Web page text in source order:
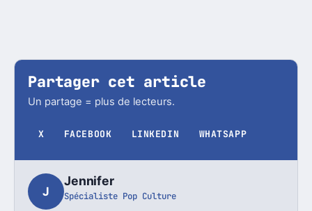
Partager cet article
Un partage = plus de lecteurs.
X FACEBOOK LINKEDIN WHATSAPP
J
Jennifer
Spécialiste Pop Culture